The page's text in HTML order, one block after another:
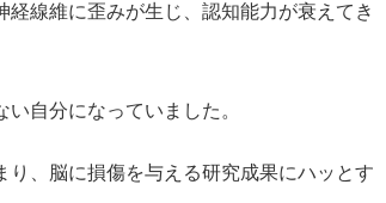
線維に歪みが生じ、認知能力が衰えてき
自分になっていました。
、脳に損傷を与える研究成果にハッとす